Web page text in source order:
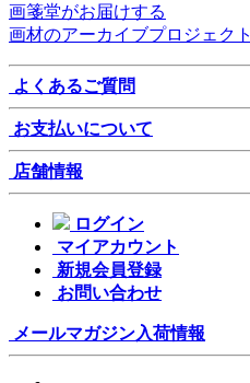
画箋堂がお届けする
画材のアーカイブプロジェクト
よくあるご質問
お支払いについて
店舗情報
ログイン
マイアカウント
新規会員登録
お問い合わせ
メールマガジン入荷情報